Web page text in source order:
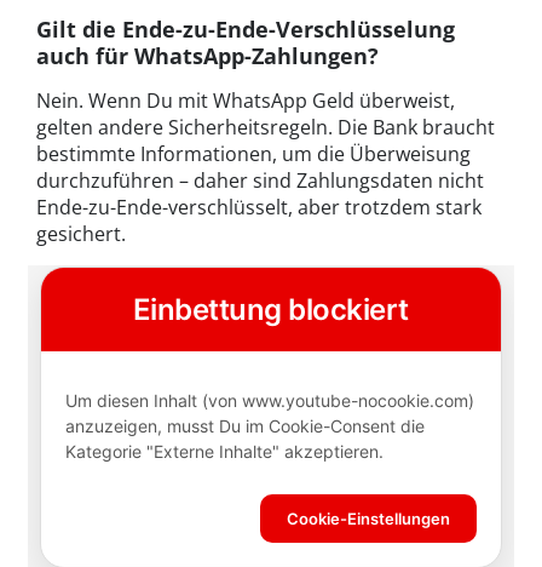
Gilt die Ende-zu-Ende-Verschlüsselung
auch für WhatsApp-Zahlungen?
Nein. Wenn Du mit WhatsApp Geld überweist,
gelten andere Sicherheitsregeln. Die Bank braucht
bestimmte Informationen, um die Überweisung
durchzuführen – daher sind Zahlungsdaten nicht
Ende-zu-Ende-verschlüsselt, aber trotzdem stark
gesichert.